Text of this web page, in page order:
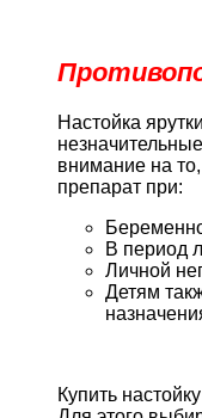
Настойка
внимание на
препарат при:
В период
Личной
Детям
Купить